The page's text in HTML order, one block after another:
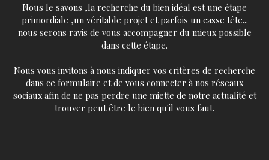
Nous le savons ,la recherche du bien idéal est une étape
primordiale ,un véritable projet et parfois un casse tête...
nous serons ravis de vous accompagner du mieux possible
dans cette étape.
Nous vous invitons à nous indiquer vos critères de recherche
dans ce formulaire et de vous connecter à nos réseaux
sociaux afin de ne pas perdre une miette de notre actualité et
trouver peut être le bien qu'il vous faut.